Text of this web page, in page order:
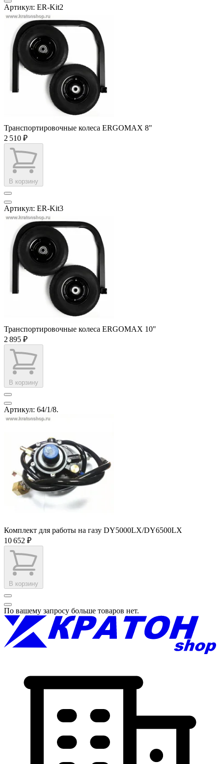
Артикул: ER-Kit2
Транспортировочные колеса ERGOMAX 8"
2 510 ₽
В корзину
Артикул: ER-Kit3
Транспортировочные колеса ERGOMAX 10"
2 895 ₽
В корзину
Артикул: 64/1/8.
Комплект для работы на газу DY5000LX/DY6500LX
10 652 ₽
В корзину
По вашему запросу больше товаров нет.